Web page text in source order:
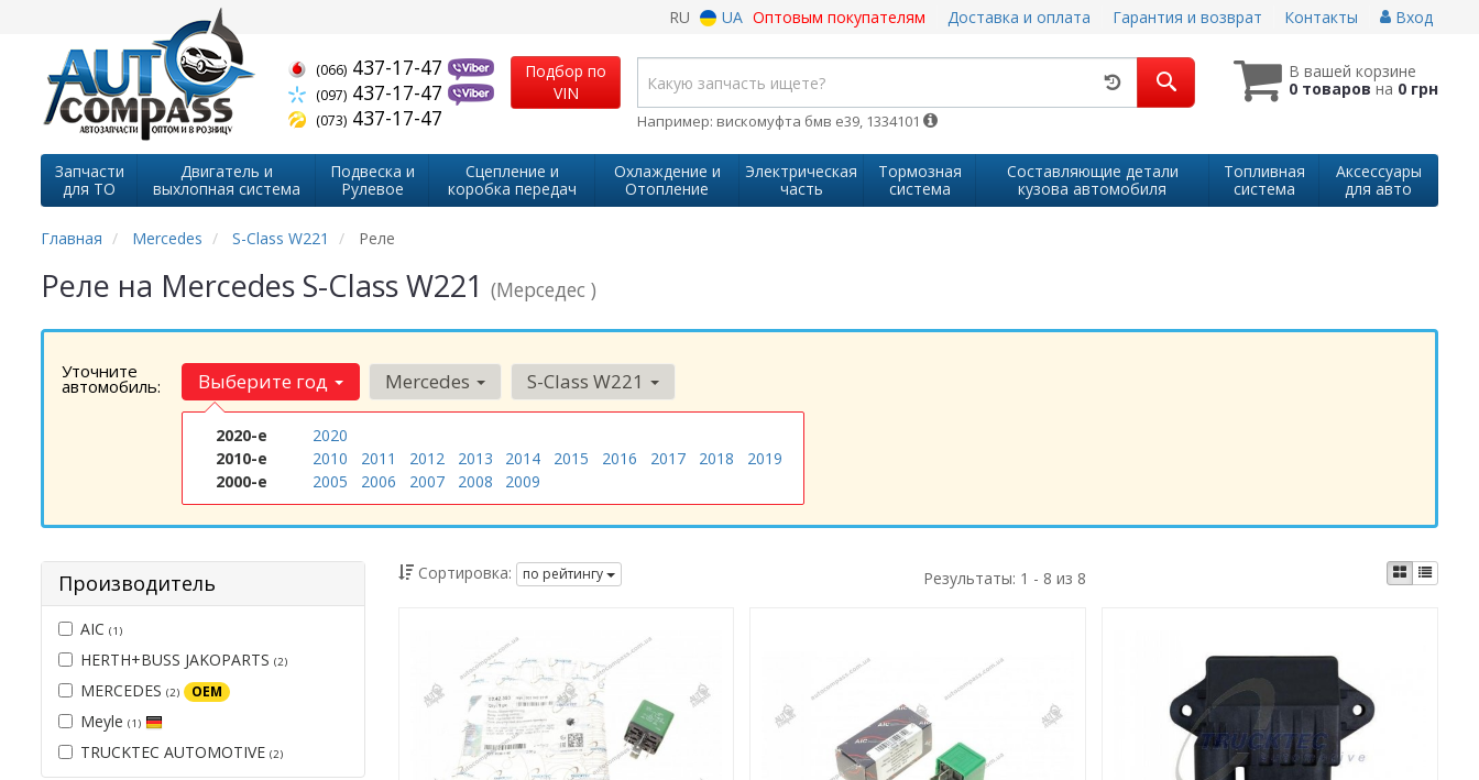
RU UA Оптовым покупателям Доставка и оплата Гарантия и возврат Контакты Вход
(066) 437-17-47
(097) 437-17-47
(073) 437-17-47
Подбор по
VIN
В вашей корзине
0 товаровна 0 грн
Например: вискомуфта бмв е39, 1334101
Запчасти
для ТО
Двигатель и
выхлопная система
Подвеска и
Рулевое
Сцепление и
коробка передач
Охлаждение и
Отопление
Электрическая
часть
Тормозная
система
Составляющие детали
кузова автомобиля
Топливная
система
Аксессуары
для авто
Главная Mercedes S-Class W221 Реле
Реле на Mercedes S-Class W221 (Мерседес )
Уточните
автомобиль: Выберите год
2020-е
2020
2010-е
2010 2011 2012 2013 2014 2015 2016 2017 2018
2019
2000-е
2005 2006 2007 2008 2009
Mercedes S-Class W221
Производитель
AIC (1)
HERTH+BUSS JAKOPARTS (2)
MERCEDES (2) OEM
Meyle (1)
TRUCKTEC AUTOMOTIVE (2)
Сортировка: по рейтингу Результаты: 1 - 8 из 8